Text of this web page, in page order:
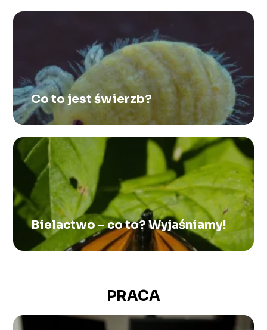
Co to jest świerzb?
Bielactwo – co to? Wyjaśniamy!
PRACA